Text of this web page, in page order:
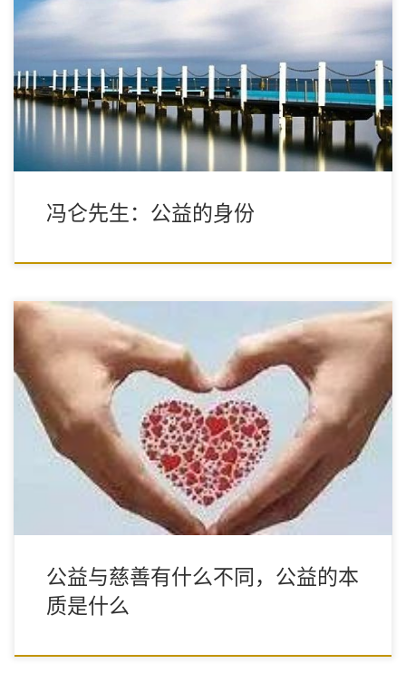
讲到企业家的公益人身份时，其实最重要的就是，企业家用自己的
能力和方法，用有限的资源，提升效率，解决某一个细分领域的问
题，带来社会的点滴改进和文明的进步，这是我们企业家的公益身
份最重要的含义。
冯仑先生：公益的身份
公益相比慈善，更偏向公共治理，寻根问底，解决的是一个系统
性、制度性的问题。
公益与慈善有什么不同，公益的本
质是什么